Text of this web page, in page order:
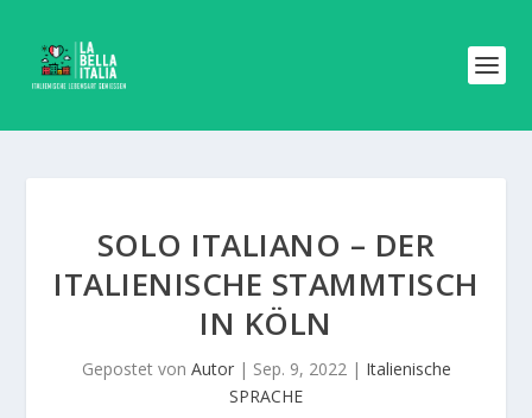
SOLO ITALIANO – DER
ITALIENISCHE STAMMTISCH
IN KÖLN
Gepostet von Autor| Sep. 9, 2022| Italienische
SPRACHE